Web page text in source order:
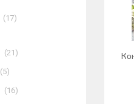
17
21
5
16